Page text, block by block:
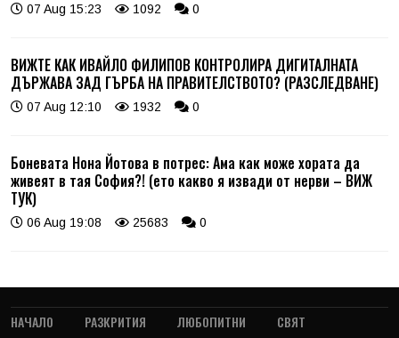
07 Aug 15:23 1092 0
ВИЖТЕ КАК ИВАЙЛО ФИЛИПОВ КОНТРОЛИРА ДИГИТАЛНАТА
ДЪРЖАВА ЗАД ГЪРБА НА ПРАВИТЕЛСТВОТО? (РАЗСЛЕДВАНЕ)
07 Aug 12:10 1932 0
Боневата Нона Йотова в потрес: Ама как може хората да
живеят в тая София?! (ето какво я извади от нерви – ВИЖ
ТУК)
06 Aug 19:08 25683 0
НАЧАЛО РАЗКРИТИЯ ЛЮБОПИТНИ
СВЯТ